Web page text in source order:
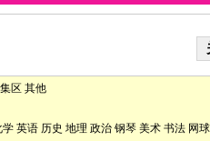
区 其他
学 英语 历史 地理 政治 钢琴 美术 书法 网球